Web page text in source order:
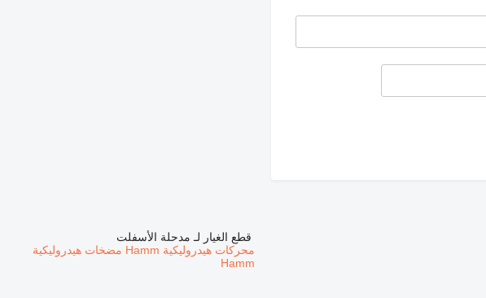
قطع الغيار لـ مدحلة الأسفلت
محركات هيدروليكية Hamm
مضخات هيدروليكية
Hamm